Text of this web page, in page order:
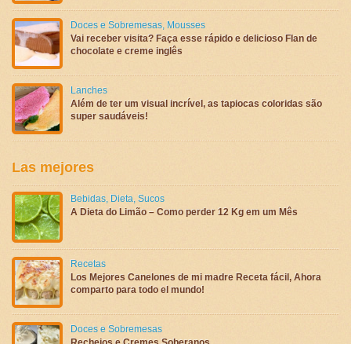
Doces e Sobremesas, Mousses
Vai receber visita? Faça esse rápido e delicioso Flan de
chocolate e creme inglês
Lanches
Além de ter um visual incrível, as tapiocas coloridas são
super saudáveis!
Las mejores
Bebidas, Dieta, Sucos
A Dieta do Limão – Como perder 12 Kg em um Mês
Recetas
Los Mejores Canelones de mi madre Receta fácil, Ahora
comparto para todo el mundo!
Doces e Sobremesas